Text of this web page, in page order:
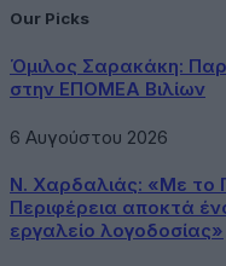
Our Picks
Όμιλος Σαρακάκη:
στην ΕΠΟΜΕΑ Βιλίων
6 Αυγούστου 2026
Ν. Χαρδαλιάς: «Με το
Περιφέρεια αποκτά
εργαλείο λογοδοσίας»